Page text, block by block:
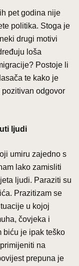
pet godina nije
politika. Stoga je
drugi motivi
loša
Postoje li
te kako je
odgovor
ljudi
umiru zajedno s
lako zamisliti
ljudi. Paraziti su
Prazitizam se
u kojoj
čovjeka i
biću je ipak teško
na
prepuna je